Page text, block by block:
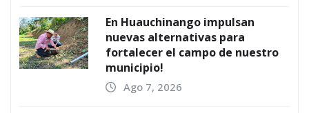
En Huauchinango impulsan
nuevas alternativas para
fortalecer el campo de nuestro
municipio!
Ago 7, 2026